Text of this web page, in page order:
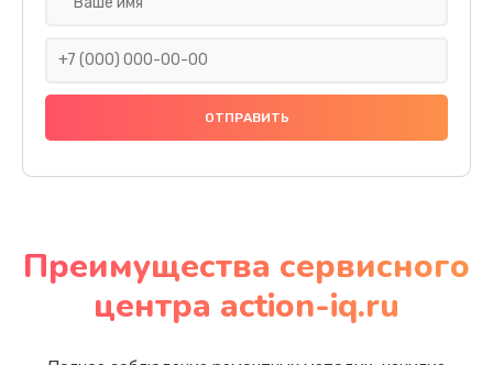
Преимущества сервисного
центра action-iq.ru